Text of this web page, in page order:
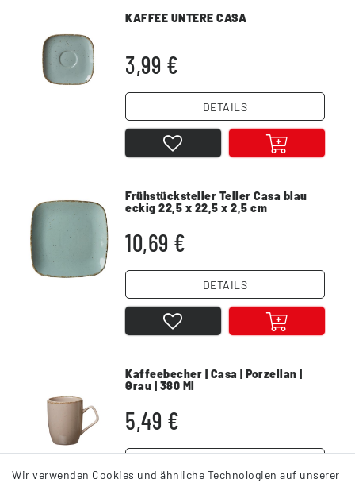
KAFFEE UNTERE CASA
3,99 €
DETAILS
Frühstücksteller Teller Casa blau
eckig 22,5 x 22,5 x 2,5 cm
10,69 €
DETAILS
Kaffeebecher | Casa | Porzellan |
Grau | 380 Ml
5,49 €
Wir verwenden Cookies und ähnliche Technologien auf unserer